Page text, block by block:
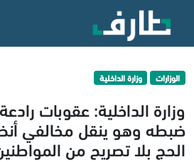
الوزارات وزارة الداخلية
وزارة الداخلية: عقوبات
ضبطه وهو ينقل مخالفي
الحج بلا تصريح من